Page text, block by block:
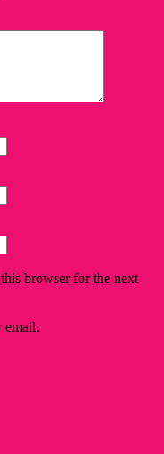
browser for the next
email.